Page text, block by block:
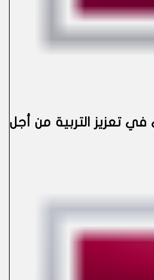
في تعزيز التربية من أجل